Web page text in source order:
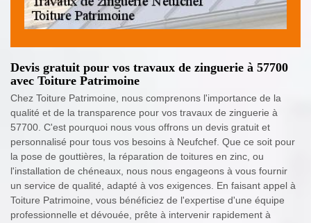
Devis gratuit pour vos travaux de zinguerie à 57700
avec Toiture Patrimoine
Chez Toiture Patrimoine, nous comprenons l'importance de la
qualité et de la transparence pour vos travaux de zinguerie à
57700. C'est pourquoi nous vous offrons un devis gratuit et
personnalisé pour tous vos besoins à Neufchef. Que ce soit pour
la pose de gouttières, la réparation de toitures en zinc, ou
l'installation de chéneaux, nous nous engageons à vous fournir
un service de qualité, adapté à vos exigences. En faisant appel à
Toiture Patrimoine, vous bénéficiez de l'expertise d'une équipe
professionnelle et dévouée, prête à intervenir rapidement à